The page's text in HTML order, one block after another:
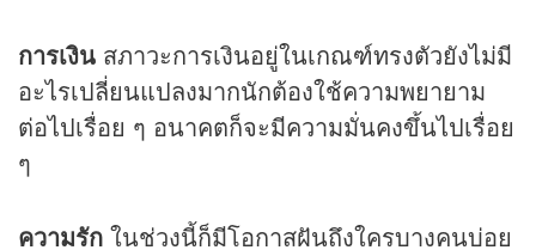
การเงิน สภาวะการเงินอยู่ในเกณฑ์ทรงตัวยังไม่มี
อะไรเปลี่ยนแปลงมากนักต้องใช้ความพยายาม
ต่อไปเรื่อย ๆ อนาคตก็จะมีความมั่นคงขึ้นไปเรื่อย
ๆ
ความรัก ในช่วงนี้ก็มีโอกาสฝันถึงใครบางคนบ่อย